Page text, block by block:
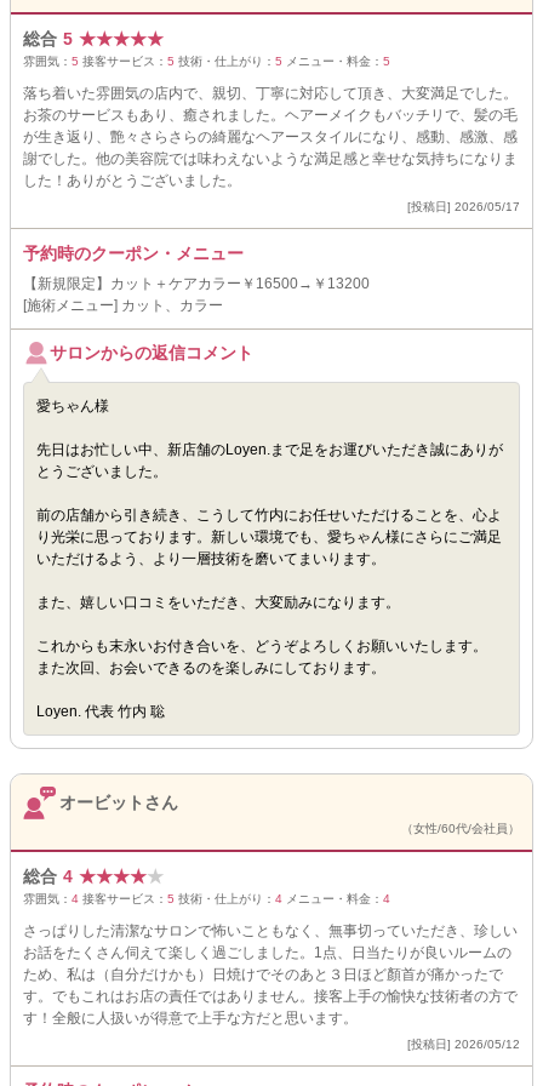
総合 5 ★★★★★
雰囲気： 5 接客サービス： 5 技術・仕上がり： 5 メニュー・料金： 5
落ち着いた雰囲気の店内で、親切、丁寧に対応して頂き、大変満足でした。
お茶のサービスもあり、癒されました。ヘアーメイクもバッチリで、髪の毛
が生き返り、艶々さらさらの綺麗なヘアースタイルになり、感動、感激、感
謝でした。他の美容院では味わえないような満足感と幸せな気持ちになりま
した！ありがとうございました。
[投稿日] 2026/05/17
予約時のクーポン・メニュー
【新規限定】カット＋ケアカラー￥16500→￥13200
[施術メニュー] カット、カラー
サロンからの返信コメント
愛ちゃん様
先日はお忙しい中、新店舗のLoyen.まで足をお運びいただき誠にありが
とうございました。
前の店舗から引き続き、こうして竹内にお任せいただけることを、心よ
り光栄に思っております。新しい環境でも、愛ちゃん様にさらにご満足
いただけるよう、より一層技術を磨いてまいります。
また、嬉しい口コミをいただき、大変励みになります。
これからも末永いお付き合いを、どうぞよろしくお願いいたします。
また次回、お会いできるのを楽しみにしております。
Loyen. 代表 竹内 聡
オービットさん
（女性/60代/会社員）
総合 4 ★★★★★
雰囲気： 4 接客サービス： 5 技術・仕上がり： 4 メニュー・料金： 4
さっぱりした清潔なサロンで怖いこともなく、無事切っていただき、珍しい
お話をたくさん伺えて楽しく過ごしました。1点、日当たりが良いルームの
ため、私は（自分だけかも）日焼けでそのあと３日ほど顏首が痛かったで
す。でもこれはお店の責任ではありません。接客上手の愉快な技術者の方で
す！全般に人扱いが得意で上手な方だと思います。
[投稿日] 2026/05/12